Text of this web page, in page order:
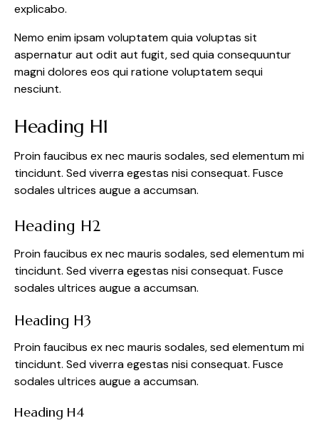
explicabo.
Nemo enim ipsam voluptatem quia voluptas sit
aspernatur aut odit aut fugit, sed quia consequuntur
magni dolores eos qui ratione voluptatem sequi
nesciunt.
Heading H1
Proin faucibus ex nec mauris sodales, sed elementum mi
tincidunt. Sed viverra egestas nisi consequat. Fusce
sodales ultrices augue a accumsan.
Heading H2
Proin faucibus ex nec mauris sodales, sed elementum mi
tincidunt. Sed viverra egestas nisi consequat. Fusce
sodales ultrices augue a accumsan.
Heading H3
Proin faucibus ex nec mauris sodales, sed elementum mi
tincidunt. Sed viverra egestas nisi consequat. Fusce
sodales ultrices augue a accumsan.
Heading H4